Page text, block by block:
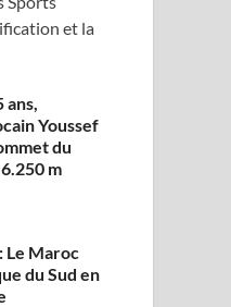
et la
ans,
Youssef
du
m
Le Maroc
du Sud en